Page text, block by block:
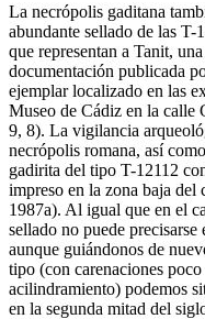
La necrópolis gaditana
abundante sellado de las T-
que representan a Tanit,
documentación publicada
ejemplar localizado en las
Museo de Cádiz en la calle
9, 8). La vigilancia
necrópolis romana, así
gadirita del tipo T-12112
impreso en la zona baja
1987a). Al igual que en el
sellado no puede
aunque guiándonos de
tipo (con carenaciones
acilindramiento) podemos
en la segunda mitad del